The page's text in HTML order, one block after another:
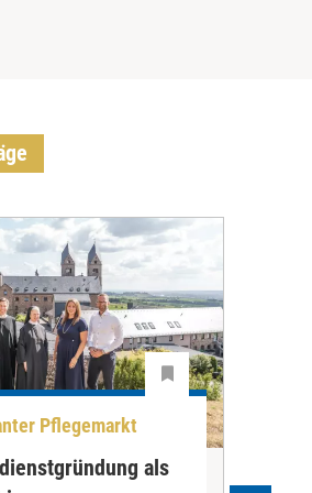
Pflegemarkt
als